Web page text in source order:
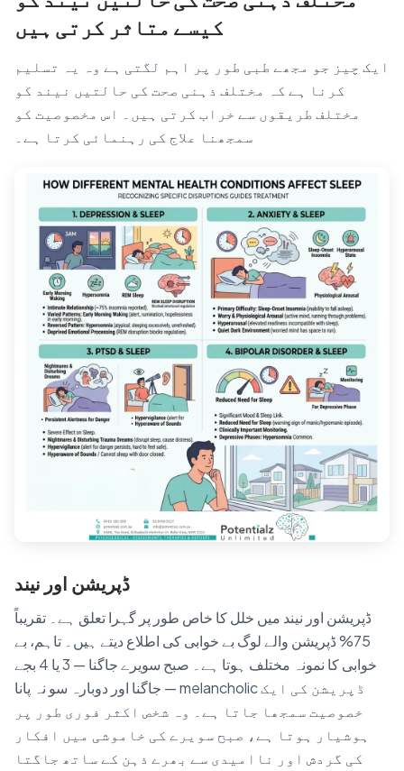
کیسے متاثر کرتی ہیں
ایک چیز جو مجھے طبی طور پر اہم لگتی ہے وہ یہ تسلیم
کرنا ہے کہ مختلف ذہنی صحت کی حالتیں نیند کو
مختلف طریقوں سے خراب کرتی ہیں۔ اس مخصوصیت کو
سمجھنا علاج کی رہنمائی کرتا ہے۔
ڈپریشن اور نیند
ڈپریشن اور نیند میں خلل کا خاص طور پر گہرا تعلق ہے۔ تقریباً
75% ڈپریشن والے لوگ بے خوابی کی اطلاع دیتے ہیں۔ تاہم، بے
خوابی کا نمونہ مختلف ہوتا ہے۔ صبح سویرے جاگنا — 3 یا 4 بجے
جاگنا اور دوبارہ سو نہ پانا — melancholic ڈپریشن کی ایک
خصوصیت سمجھا جاتا ہے۔ وہ شخص اکثر فوری طور پر
ہوشیار ہوتا ہے، صبح سویرے کی خاموشی میں افکار
کی گردش اور ناامیدی سے بھرے ذہن کے ساتھ جاگتا